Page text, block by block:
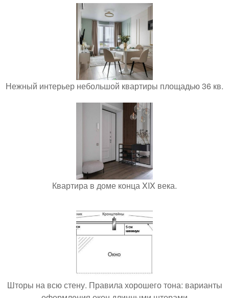
Нежный интерьер небольшой квартиры площадью 36 кв.
Квартира в доме конца XIX века.
Шторы на всю стену. Правила хорошего тона: варианты